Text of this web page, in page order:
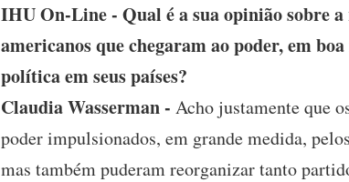
IHU On-Line - Qual é a sua opinião sobre a
americanos que chegaram ao poder, em
política em seus países?
Claudia Wasserman - Acho justamente que
poder impulsionados, em grande medida,
mas também puderam reorganizar tanto